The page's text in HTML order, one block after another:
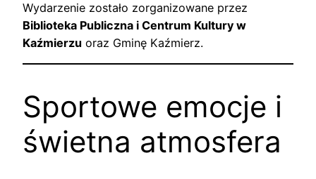
Wydarzenie zostało zorganizowane przez
Biblioteka Publiczna i Centrum Kultury w
Kaźmierzu oraz Gminę Kaźmierz.
Sportowe emocje i
świetna atmosfera